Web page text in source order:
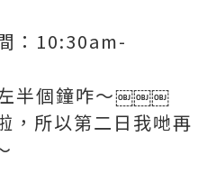
：10:30am-
半個鐘咋～￼￼￼
，所以第二日我哋再